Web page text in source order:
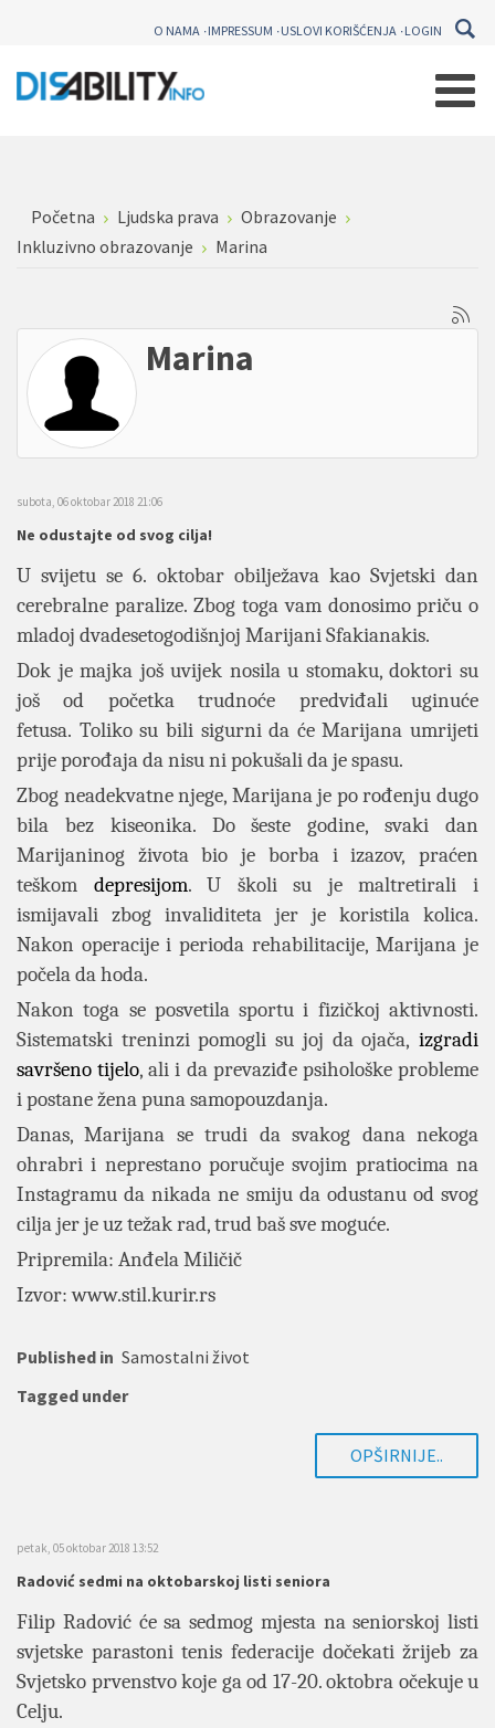
O NAMA IMPRESSUM USLOVI KORIŠĆENJA LOGIN
Početna Ljudska prava
Obrazovanje
Inkluzivno obrazovanje
Marina
Marina
subota, 06 oktobar 2018 21:06
Ne odustajte od svog cilja!
U svijetu se 6. oktobar obilježava kao Svjetski dan
cerebralne paralize. Zbog toga vam donosimo priču o
mladoj dvadesetogodišnjoj Marijani Sfakianakis.
Dok je majka još uvijek nosila u stomaku, doktori su
još od početka trudnoće predviđali uginuće
fetusa. Toliko su bili sigurni da će Marijana umrijeti
prije porođaja da nisu ni pokušali da je spasu.
Zbog neadekvatne njege, Marijana je po rođenju dugo
bila bez kiseonika. Do šeste godine, svaki dan
Marijaninog života bio je borba i izazov, praćen
teškom depresijom. U školi su je maltretirali i
ismijavali zbog invaliditeta jer je koristila kolica.
Nakon operacije i perioda rehabilitacije, Marijana je
počela da hoda.
Nakon toga se posvetila sportu i fizičkoj aktivnosti.
Sistematski treninzi pomogli su joj da ojača, izgradi
savršeno tijelo, ali i da prevaziđe psihološke probleme
i postane žena puna samopouzdanja.
Danas, Marijana se trudi da svakog dana nekoga
ohrabri i neprestano poručuje svojim pratiocima na
Instagramu da nikada ne smiju da odustanu od svog
cilja jer je uztežak rad, trud baš sve moguće.
Pripremila: Anđela Miličič
Izvor: www.stil.kurir.rs
Published in Samostalni život
Tagged under
OPŠIRNIJE..
petak, 05 oktobar 2018 13:52
Radović sedmi na oktobarskoj listi seniora
Filip Radović će sa sedmog mjesta na seniorskoj listi
svjetske parastoni tenis federacije dočekati žrijeb za
Svjetsko prvenstvo koje ga od 17-20. oktobra očekuje u
Celju.